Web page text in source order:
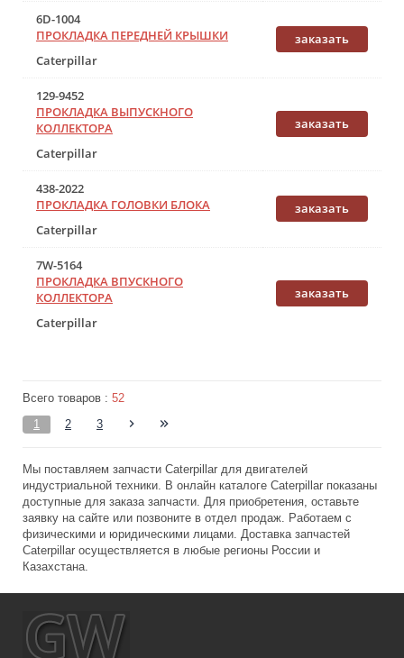
6D-1004
ПРОКЛАДКА ПЕРЕДНЕЙ КРЫШКИ
Caterpillar
заказать
129-9452
ПРОКЛАДКА ВЫПУСКНОГО
КОЛЛЕКТОРА
Caterpillar
заказать
438-2022
ПРОКЛАДКА ГОЛОВКИ БЛОКА
Caterpillar
заказать
7W-5164
ПРОКЛАДКА ВПУСКНОГО
КОЛЛЕКТОРА
Caterpillar
заказать
Всего товаров : 52
1
2 3
Мы поставляем запчасти Caterpillar для двигателей
индустриальной техники. В онлайн каталоге Caterpillar показаны
доступные для заказа запчасти. Для приобретения, оставьте
заявку на сайте или позвоните в отдел продаж. Работаем с
физическими и юридическими лицами. Доставка запчастей
Caterpillar осуществляется в любые регионы России и
Казахстана.